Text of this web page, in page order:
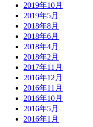
2019年10月
2019年5月
2018年8月
2018年6月
2018年4月
2018年2月
2017年11月
2016年12月
2016年11月
2016年10月
2016年5月
2016年1月